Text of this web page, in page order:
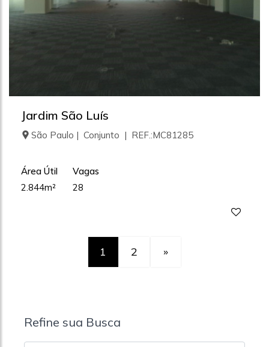
Jardim São Luís
São Paulo | Conjunto | REF.:MC81285
Área Útil
2.844m²
Vagas
28
1 2 »
Refine sua Busca